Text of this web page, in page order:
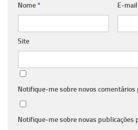
Nome* E-mail
Site
Notifique-me sobre novos comentários
Notifique-me sobre novas publicações